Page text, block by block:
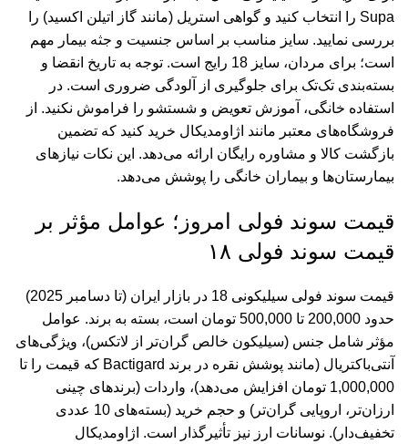
Supa را انتخاب کنید و گواهی استریل (مانند گاز اتیلن اکسید) را
بررسی نمایید. سایز مناسب بر اساس جنسیت و جثه بیمار مهم
است؛ برای مردان، سایز 18 رایج است. توجه به تاریخ انقضا و
بسته‌بندی تک‌تک برای جلوگیری از آلودگی ضروری است. در
استفاده خانگی، آموزش تعویض و شستشو را فراموش نکنید. از
فروشگاه‌های معتبر مانند اژاومدیکال خرید کنید که تضمین
بازگشت کالا و مشاوره رایگان ارائه می‌دهد. این نکات نیازهای
بیمارستان‌ها و بیماران خانگی را پوشش می‌دهد.
قیمت سوند فولی امروز؛ عوامل مؤثر بر
قیمت سوند فولی ۱۸
قیمت سوند فولی سیلیکونی 18 در بازار ایران (تا دسامبر 2025)
حدود 200,000 تا 500,000 تومان است، بسته به برند. عوامل
مؤثر شامل جنس (سیلیکون خالص گران‌تر از لاتکس)، ویژگی‌های
آنتی‌باکتریال (مانند پوشش نقره در برند Bactigard که قیمت را تا
1,000,000 تومان افزایش می‌دهد)، واردات (برندهای چینی
ارزان‌تر، اروپایی گران‌تر) و حجم خرید (بسته‌های 10 عددی
تخفیف‌دار). نوسانات ارز نیز تأثیرگذار است. اژاومدیکال